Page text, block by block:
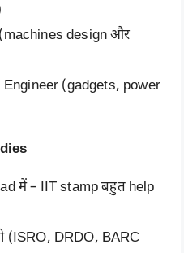
design और
(gadgets, power
में – IIT stamp बहुत help
(ISRO, DRDO, BARC